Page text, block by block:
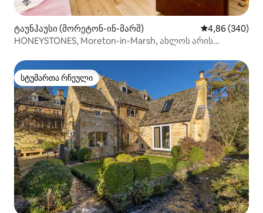
ტაუნჰაუსი (მორეტონ-ინ-მარშ) საშუალო
4,86 (340)
HONEYSTONES, Moreton-in-Marsh, ახლოს არის
სტუმართა რჩეული
სტუმართა რჩეული